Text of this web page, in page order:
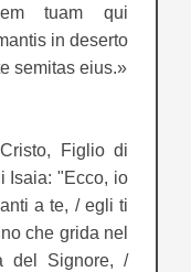
tuam qui
in deserto
semitas eius.»
Figlio di
Isaia: "Ecco, io
a te, / egli ti
che grida nel
del Signore, /